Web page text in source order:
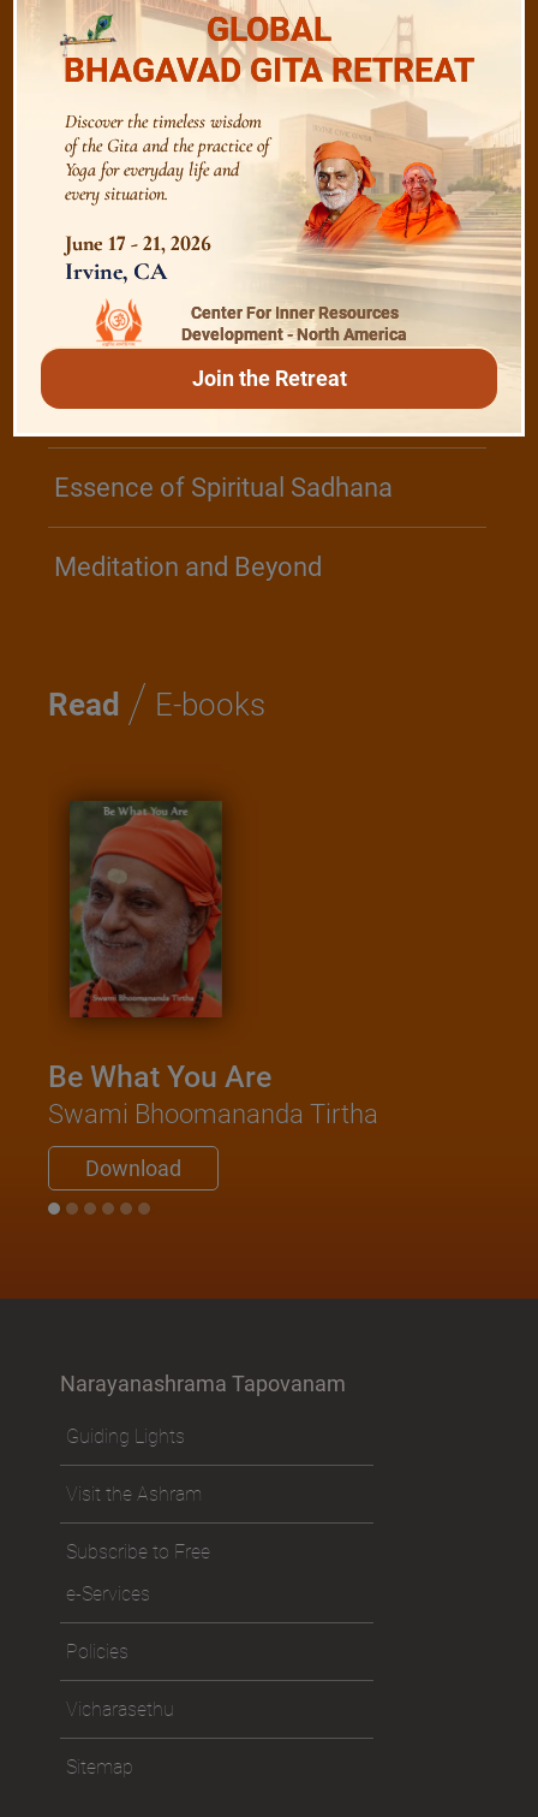
Devotion
Realise The Self - Here and Now
Play /Video Playlist
Bhagavad Gita
Shanti Mantras
Essence of Spiritual Sadhana
Meditation and Beyond
Read / E-books
Be What You Are
Swami Bhoomananda Tirtha
Download
Narayanashrama Tapovanam
Guiding Lights
Visit the Ashram
Subscribe to Free
e-Services
Policies
Vicharasethu
Sitemap
GLOBAL
BHAGAVAD GITA RETREAT
Discover the timeless wisdom
of the Gita and the practice of
Yoga for everyday life and
every situation.
June 17 - 21, 2026
Irvine, CA
Center For Inner Resources
Development - North America
Join the Retreat